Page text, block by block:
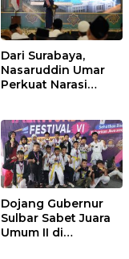
Dari Surabaya,
Nasaruddin Umar
Perkuat Narasi
Umat
Dojang Gubernur
Sulbar Sabet Juara
Umum II di